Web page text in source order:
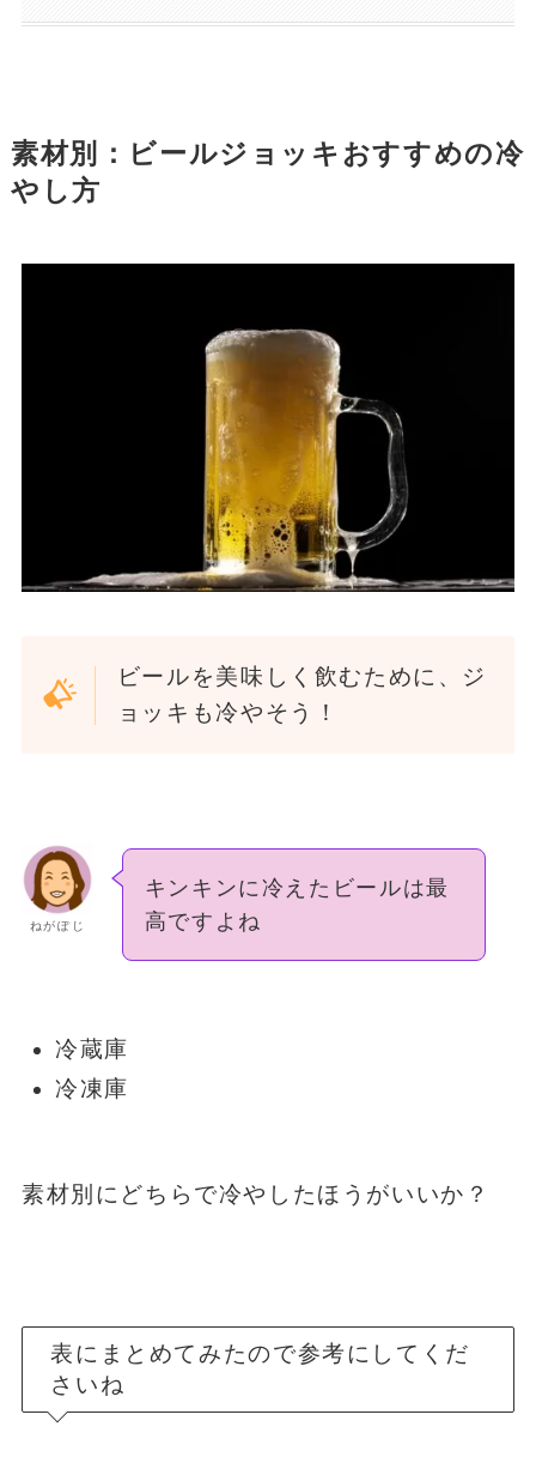
素材別：ビールジョッキおすすめの冷
やし方
ビールを美味しく飲むために、ジ
ョッキも冷やそう！
ねがぽじ
キンキンに冷えたビールは最
高ですよね
冷蔵庫
冷凍庫
素材別にどちらで冷やしたほうがいいか？
表にまとめてみたので参考にしてくだ
さいね